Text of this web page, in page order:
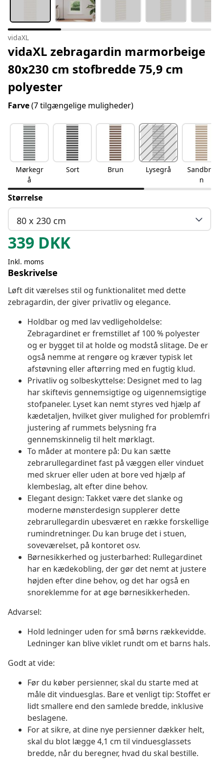
vidaXL
vidaXL zebragardin marmorbeige
80x230 cm stofbredde 75,9 cm
polyester
Farve(7 tilgængelige muligheder)
Mørkegr
å
Sort Brun Lysegrå
Sandbru
n
Størrelse
80 x 230 cm
339 DKK
Inkl. moms
Beskrivelse
Løft dit værelses stil og funktionalitet med dette
zebragardin, der giver privatliv og elegance.
Holdbar og med lav vedligeholdelse:
Zebragardinet er fremstillet af 100 % polyester
og er bygget til at holde og modstå slitage. De er
også nemme at rengøre og kræver typisk let
afstøvning eller aftørring med en fugtig klud.
Privatliv og solbeskyttelse: Designet med to lag
har skiftevis gennemsigtige og uigennemsigtige
stofpaneler. Lyset kan nemt styres ved hjælp af
kædetaljen, hvilket giver mulighed for problemfri
justering af rummets belysning fra
gennemskinnelig til helt mørklagt.
To måder at montere på: Du kan sætte
zebrarullegardinet fast på væggen eller vinduet
med skruer eller uden at bore ved hjælp af
klembeslag, alt efter dine behov.
Elegant design: Takket være det slanke og
moderne mønsterdesign supplerer dette
zebrarullegardin ubesværet en række forskellige
rumindretninger. Du kan bruge det i stuen,
soveværelset, på kontoret osv.
Børnesikkerhed og justerbarhed: Rullegardinet
har en kædekobling, der gør det nemt at justere
højden efter dine behov, og det har også en
snoreklemme for at øge børnesikkerheden.
Advarsel:
Hold ledninger uden for små børns rækkevidde.
Ledninger kan blive viklet rundt om et barns hals.
Godt at vide:
Før du køber persienner, skal du starte med at
måle dit vinduesglas. Bare et venligt tip: Stoffet er
lidt smallere end den samlede bredde, inklusive
beslagene.
For at sikre, at dine nye persienner dækker helt,
skal du blot lægge 4,1 cm til vinduesglassets
bredde, når du beregner, hvad du skal bestille.